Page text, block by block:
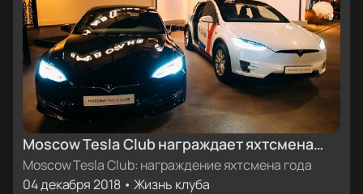
Moscow Tesla Club награждает яхтсмена
года
Moscow Tesla Club: награждение яхтсмена года
04 декабря 2018 • Жизнь клуба